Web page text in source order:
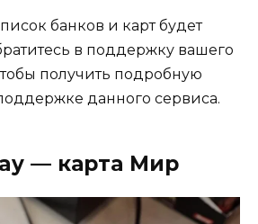
банков и карт будет
в поддержку вашего
получить подробную
данного сервиса.
— карта Мир